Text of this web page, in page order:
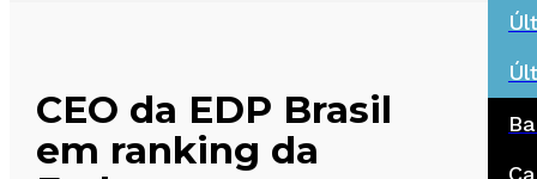
CEO da EDP Brasil
em ranking da